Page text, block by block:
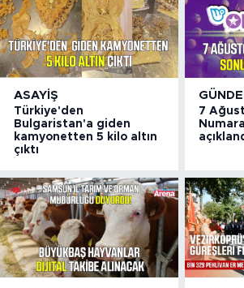
ASAYIŞ
Türkiye'den
Bulgaristan'a giden
kamyonetten 5 kilo altın
çıktı
7